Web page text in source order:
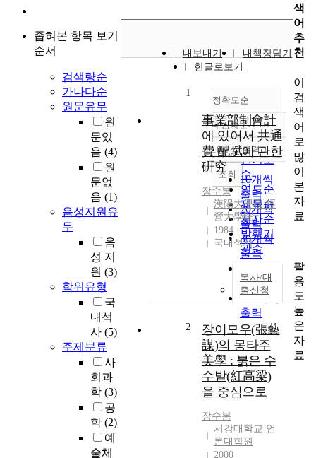
좁혀본 항목 보기
순서
검색량순
가나다순
원문유무
원
문있
음 (4)
원
문없
음 (1)
음성지원유
무
음
성 지
원 (3)
학위유형
국
내석
사 (5)
주제분류
사
회과
학 (3)
공
학 (2)
예
술체
내보내기
내책장담기
한글로보기
정확도순
정확도
순
인기도
순
연도순
제목순
저자순
발행기
관순
내림차순
내림차순
10개씩 출력
10개씩
출력
20개씩
출력
30개씩
출력
출력
100개씩
출력
조회
1
事業部制會計
에 있어서 共通
費 配賦에 관한
硏究
장수봉
漢陽大學校 經
營大學院
1984
국내석사
복사/대
출신청
2
장이모우(張藝
謀)의 몽타주
美學 : 붉은 수
수밭(紅高梁)
을 중심으로
장수봉
서강대학교 언
론대학원
2000
색
어
추
천
이
검
색
어
로
많
이
본
자
료
활
용
도
높
은
자
료